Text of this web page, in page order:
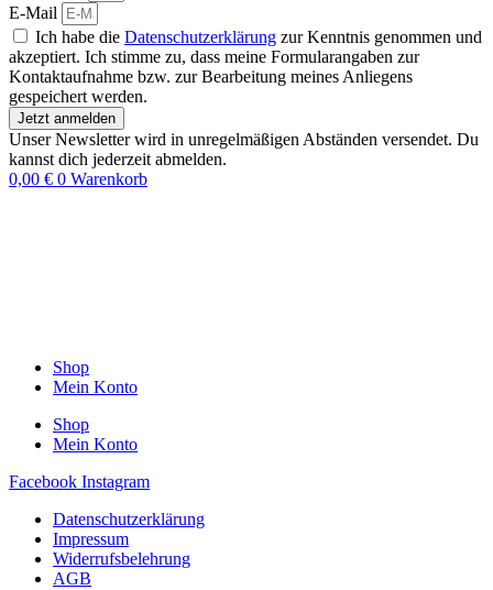
E-Mail
Ich habe die Datenschutzerklärung zur Kenntnis genommen und
akzeptiert. Ich stimme zu, dass meine Formularangaben zur
Kontaktaufnahme bzw. zur Bearbeitung meines Anliegens
gespeichert werden.
Jetzt anmelden
Unser Newsletter wird in unregelmäßigen Abständen versendet. Du
kannst dich jederzeit abmelden.
0,00 € 0 Warenkorb
Shop
Mein Konto
Shop
Mein Konto
Facebook Instagram
Datenschutzerklärung
Impressum
Widerrufsbelehrung
AGB